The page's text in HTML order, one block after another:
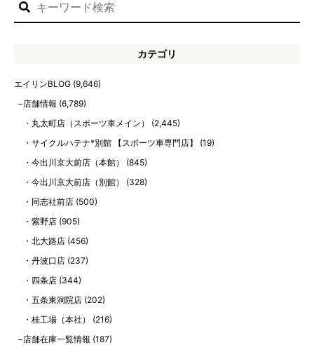
カテゴリ
エイリンBLOG (9,646)
店舗情報 (6,789)
丸太町店（スポーツ車メイン）
(2,445)
サイクルハテナ*別館 【スポーツ車専門店】
(19)
今出川京大前店（本館）
(845)
今出川京大前店（別館）
(328)
同志社前店 (500)
紫野店 (905)
北大路店 (456)
丹波口店 (237)
四条店 (344)
五条東洞院店 (202)
桂工場（本社）
(216)
店舗在庫一覧情報 (187)